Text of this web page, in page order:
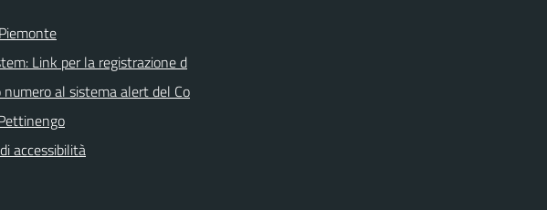
Link per la registrazione d
numero al sistema alert del Co
accessibilità